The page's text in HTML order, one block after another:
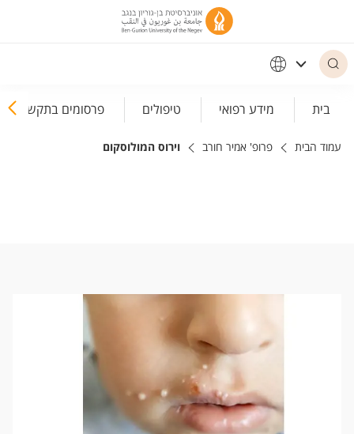
בית מידע רפואי טיפולים פרסומים בתקשורת
עמוד הבית פרופ' אמיר חורב וירוס המולוסקום